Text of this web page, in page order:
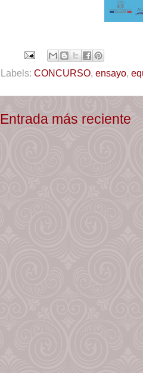
Labels: CONCURSO, ensayo,
Entrada más reciente